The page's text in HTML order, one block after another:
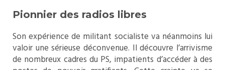
Pionnier des radios libres
Son expérience de militant socialiste va néanmoins lui
valoir une sérieuse déconvenue. Il découvre l’arrivisme
de nombreux cadres du PS, impatients d’accéder à des